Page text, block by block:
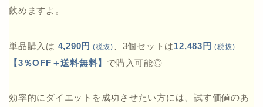
飲めますよ。
単品購入は 4,290円 (税抜) 、3個セットは12,483円(税抜)
【3％OFF＋送料無料】 で購入可能◎
効率的にダイエットを成功させたい方には、試す価値のあ